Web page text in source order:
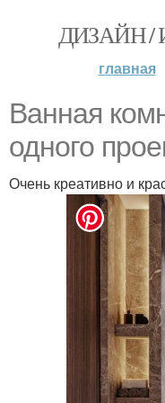
ДИЗАЙН /
главная
Ванная
одного
Очень креативно и